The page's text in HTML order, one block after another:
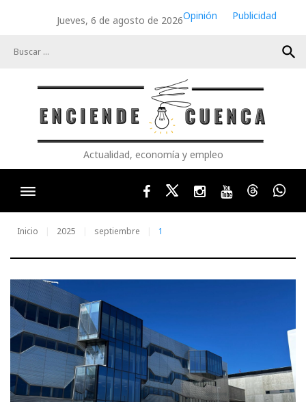
Jueves, 6 de agosto de 2026Opinión
Publicidad
search
Actualidad, economía y empleo
FacebookTwitterInstagram
YoutubeThreads
Inicio 2025 septiembre 1
Día:
1
de
septiembre
de
2025